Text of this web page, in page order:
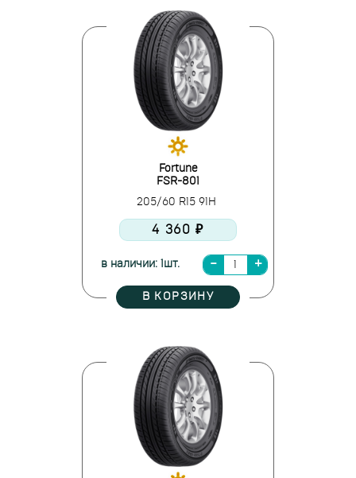
Fortune
FSR-801
205/60 R15 91H
4 360 ₽
в наличии: 1шт.
В КОРЗИНУ